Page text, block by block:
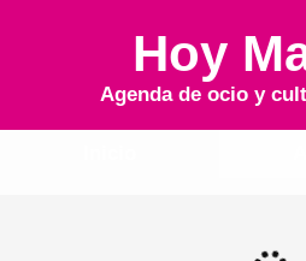
Hoy
Agenda de ocio y